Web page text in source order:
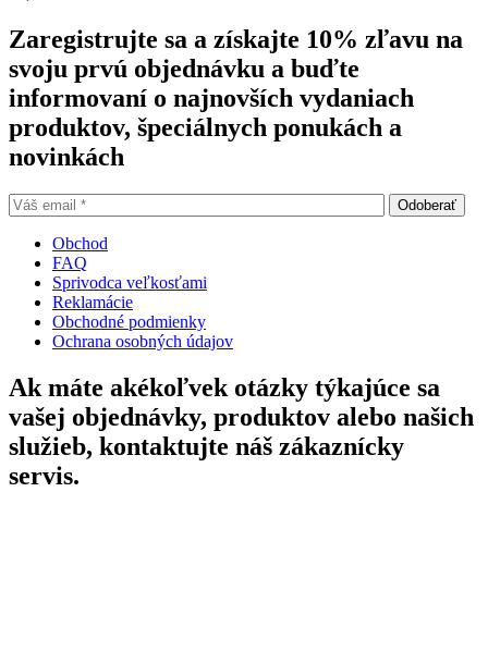
Zaregistrujte sa a získajte 10% zľavu na
svoju prvú objednávku a buďte
informovaní o najnovších vydaniach
produktov, špeciálnych ponukách a
novinkách
Obchod
FAQ
Sprivodca veľkosťami
Reklamácie
Obchodné podmienky
Ochrana osobných údajov
Ak máte akékoľvek otázky týkajúce sa
vašej objednávky, produktov alebo našich
služieb, kontaktujte náš zákaznícky
servis.